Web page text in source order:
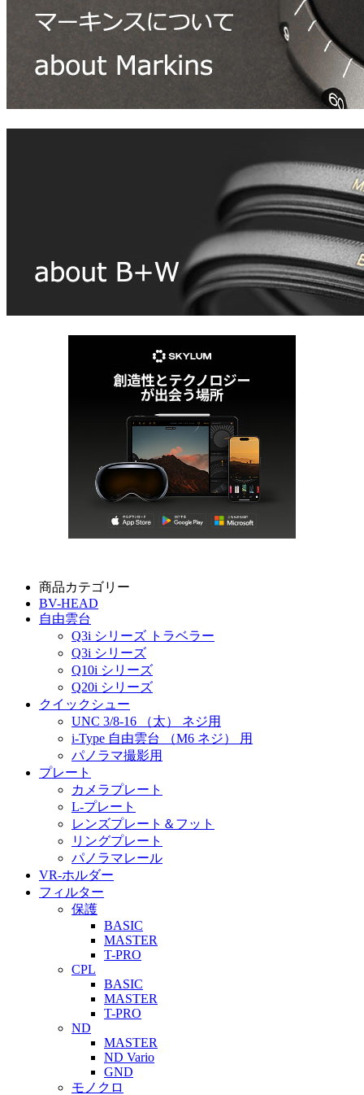
商品カテゴリー
BV-HEAD
自由雲台
Q3i シリーズ トラベラー
Q3i シリーズ
Q10i シリーズ
Q20i シリーズ
クイックシュー
UNC 3/8-16 （太） ネジ用
i-Type 自由雲台 （M6 ネジ） 用
パノラマ撮影用
プレート
カメラプレート
L-プレート
レンズプレート＆フット
リングプレート
パノラマレール
VR-ホルダー
フィルター
保護
BASIC
MASTER
T-PRO
CPL
BASIC
MASTER
T-PRO
ND
MASTER
ND Vario
GND
モノクロ